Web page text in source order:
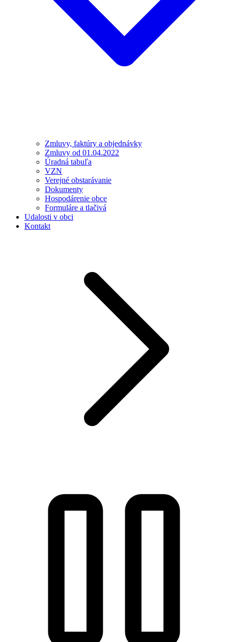
Zmluvy, faktúry a objednávky
Zmluvy od 01.04.2022
Úradná tabuľa
VZN
Verejné obstarávanie
Dokumenty
Hospodárenie obce
Formuláre a tlačivá
Udalosti v obci
Kontakt